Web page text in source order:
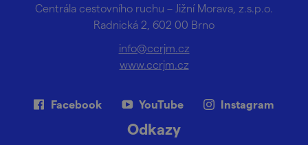
Centrála cestovního ruchu – Jižní Morava, z.s.p.o.
Radnická 2, 602 00 Brno
info@ccrjm.cz
www.ccrjm.cz
Facebook YouTube Instagram
Odkazy